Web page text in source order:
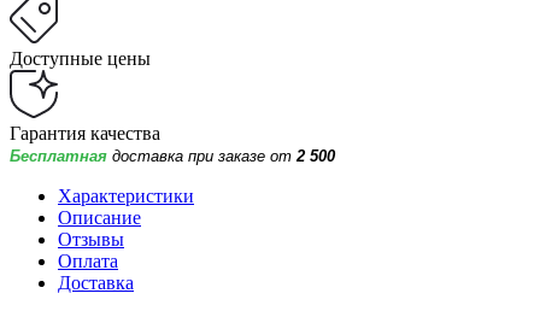
Доступные цены
Гарантия качества
Бесплатная доставка при заказе от 2 500
Характеристики
Описание
Отзывы
Оплата
Доставка